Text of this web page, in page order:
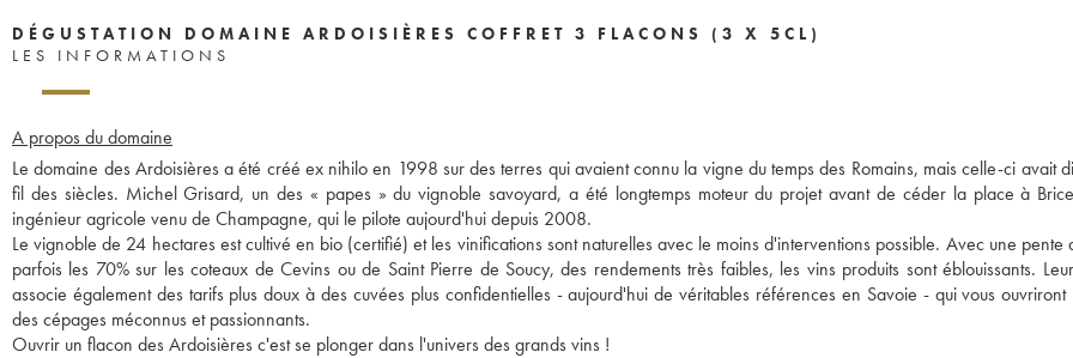
DÉGUSTATION DOMAINE ARDOISIÈRES COFFRET 3 FLACONS (3 X 5CL)
LES INFORMATIONS
A propos du domaine
Le domaine des Ardoisières a été créé ex nihilo en 1998 sur des terres qui avaient connu la vigne du temps des Romains, mais celle-ci avait
fil des siècles. Michel Grisard, un des « papes » du vignoble savoyard, a été longtemps moteur du projet avant de céder la place à
ingénieur agricole venu de Champagne, qui le pilote aujourd'hui depuis 2008.
Le vignoble de 24 hectares est cultivé en bio (certifié) et les vinifications sont naturelles avec le moins d'interventions possible. Avec une pente
parfois les 70% sur les coteaux de Cevins ou de Saint Pierre de Soucy, des rendements très faibles, les vins produits sont éblouissants.
associe également des tarifs plus doux à des cuvées plus confidentielles - aujourd'hui de véritables références en Savoie - qui vous
des cépages méconnus et passionnants.
Ouvrir un flacon des Ardoisières c'est se plonger dans l'univers des grands vins !